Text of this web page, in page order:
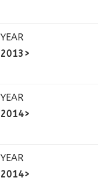
YEAR
2013>
YEAR
2014>
YEAR
2014>